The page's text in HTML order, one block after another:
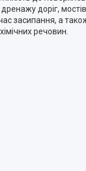
доріг,
засипання, а
речовин.